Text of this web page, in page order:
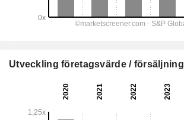
Utveckling företagsvärde / försäljning